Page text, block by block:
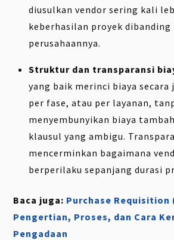
diusulkan vendor sering kali
keberhasilan proyek dibanding
perusahaannya.
Struktur dan transparansi
yang baik merinci biaya secara
per fase, atau per layanan,
menyembunyikan biaya
klausul yang ambigu.
mencerminkan bagaimana
berperilaku sepanjang durasi
Baca juga: Purchase Requisition
Pengertian, Proses, dan Cara
Pengadaan